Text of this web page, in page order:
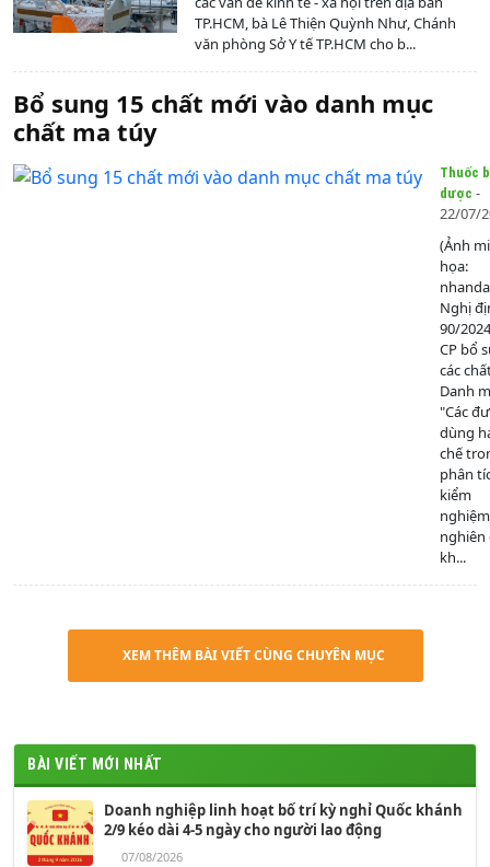
TP.HCM, bà Lê Thiện Quỳnh Như, Chánh
văn phòng Sở Y tế TP.HCM cho b...
Bổ sung 15 chất mới vào danh mục
chất ma túy
Thuốc
dược -
22/07/
(Ảnh
họa:
Nghị
90/
CP bổ
các
Danh
"Các
dùng
chế
phân
kiểm
nghiên
kh...
XEM THÊM BÀI VIẾT CÙNG CHUYÊN MỤC
BÀI VIẾT MỚI NHẤT
Doanh nghiệp linh hoạt bố trí kỳ nghỉ Quốc khánh
2/9 kéo dài 4-5 ngày cho người lao động
07/08/2026